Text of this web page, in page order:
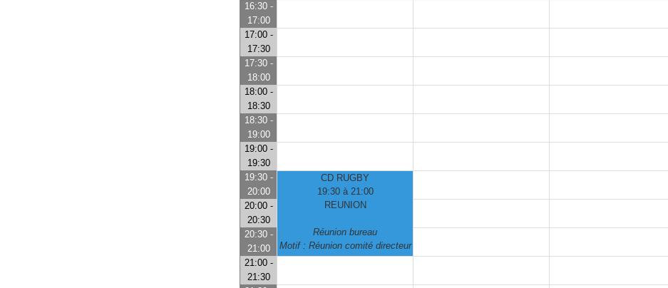
16:30 -
17:00
17:00 -
17:30
17:30 -
18:00
18:00 -
18:30
18:30 -
19:00
19:00 -
19:30
19:30 -
20:00
CD RUGBY
19:30 à 21:00
REUNION
Réunion bureau
Motif : Réunion comité directeur
20:00 -
20:30
20:30 -
21:00
21:00 -
21:30